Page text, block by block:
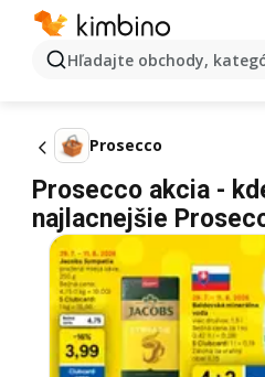
Hľadajte obchody,
Prosecco
Prosecco akcia -
najlacnejšie